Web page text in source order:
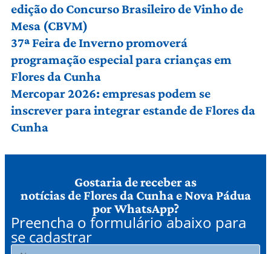
edição do Concurso Brasileiro de Vinho de
Mesa (CBVM)
37ª Feira de Inverno promoverá
programação especial para crianças em
Flores da Cunha
Mercopar 2026: empresas podem se
inscrever para integrar estande de Flores da
Cunha
Gostaria de receber as
notícias de Flores da Cunha e Nova Pádua
por WhatsApp?
Preencha o formulário abaixo para
se cadastrar